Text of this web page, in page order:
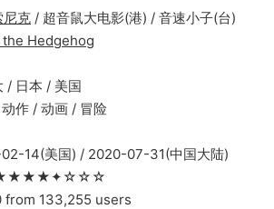
尼克 / 超音鼠大电影(港) / 音速小子(台)
Hedgehog
本 / 美国
/ 动画 / 冒险
14(美国) / 2020-07-31(中国大陆)
133,255 users